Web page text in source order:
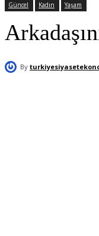
Güncel Kadın Yaşam
By